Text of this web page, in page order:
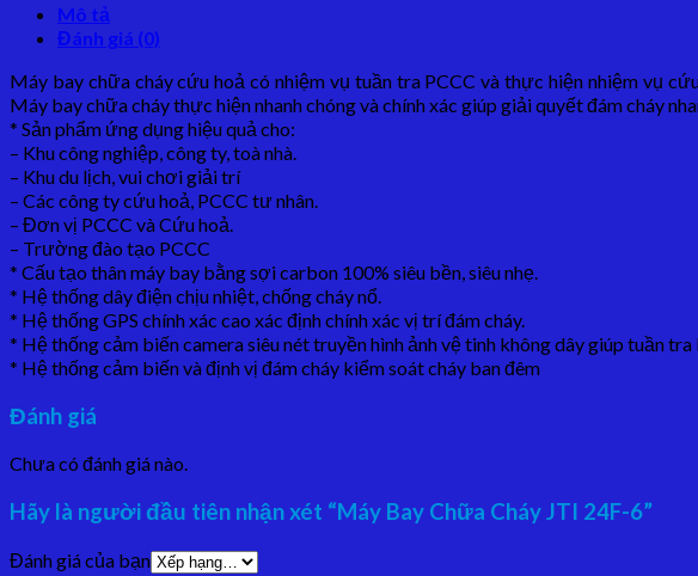
Mô tả
Đánh giá (0)
Máy bay chữa cháy cứu hoả có nhiệm vụ tuần tra PCCC và thực hiện nhiệm vụ
Máy bay chữa cháy thực hiện nhanh chóng và chính xác giúp giải quyết đám cháy
* Sản phẩm ứng dụng hiệu quả cho:
– Khu công nghiệp, công ty, toà nhà.
– Khu du lịch, vui chơi giải trí
– Các công ty cứu hoả, PCCC tư nhân.
– Đơn vị PCCC và Cứu hoả.
– Trường đào tạo PCCC
* Cấu tạo thân máy bay bằng sợi carbon 100% siêu bền, siêu nhẹ.
* Hệ thống dây điện chịu nhiệt, chống cháy nổ.
* Hệ thống GPS chính xác cao xác định chính xác vị trí đám cháy.
* Hệ thống cảm biến camera siêu nét truyền hình ảnh vệ tinh không dây giúp tuần
* Hệ thống cảm biến và định vị đám cháy kiểm soát cháy ban đêm
Đánh giá
Chưa có đánh giá nào.
Hãy là người đầu tiên nhận xét “Máy Bay Chữa Cháy JTI 24F-6”
Đánh giá của bạn